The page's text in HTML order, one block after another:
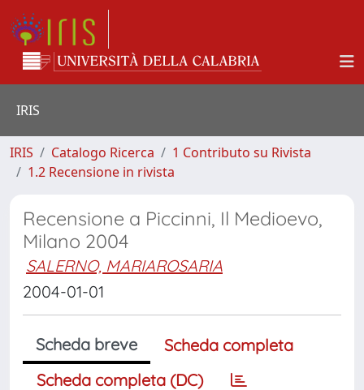
IRIS
IRIS Catalogo Ricerca
1 Contributo su Rivista
1.2 Recensione in rivista
Recensione a Piccinni, Il Medioevo,
Milano 2004
SALERNO, MARIAROSARIA
2004-01-01
Scheda breve
Scheda completa
Scheda completa (DC)